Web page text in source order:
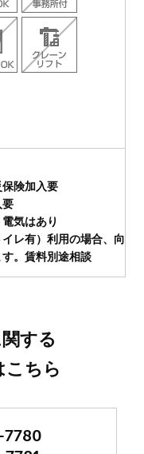
保険加入要
要
気はあり
イレ有）利用の場合、向
。賃料別途相談
する
こちら